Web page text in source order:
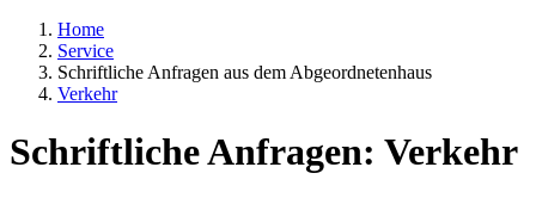
Home
Service
Schriftliche Anfragen aus dem Abgeordnetenhaus
Verkehr
Schriftliche Anfragen: Verkehr